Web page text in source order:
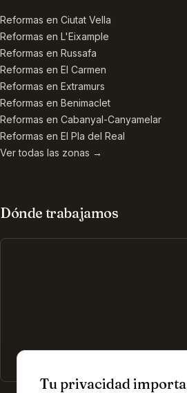
Reformas en Ciutat Vella
Reformas en L'Eixample
Reformas en Russafa
Reformas en El Carmen
Reformas en Extramurs
Reformas en Benimaclet
Reformas en Cabanyal-Canyamelar
Reformas en El Pla del Real
Ver todas las zonas →
Dónde trabajamos
Tu privacidad importa